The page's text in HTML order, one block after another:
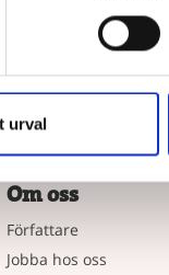
urval
det kan du göra!Mejla
Om oss
Författare
Jobba hos oss